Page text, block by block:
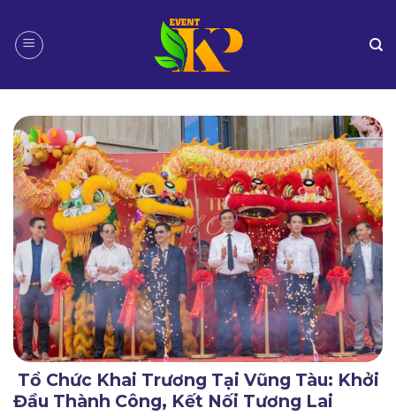
content
Tổ Chức Khai Trương Tại Vũng Tàu: Khởi
Đầu Thành Công, Kết Nối Tương Lai